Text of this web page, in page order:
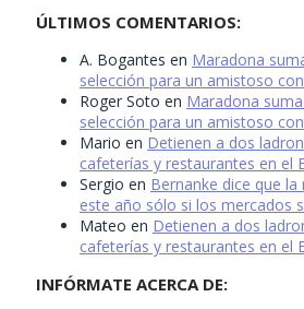
ÚLTIMOS COMENTARIOS:
A. Bogantes en Maradona
selección para un amistoso
Roger Soto en Maradona
selección para un amistoso
Mario en Detienen a dos
cafeterías y restaurantes en el
Sergio en Bernanke dice que la
este año sólo si los mercados
Mateo en Detienen a dos
cafeterías y restaurantes en el
INFÓRMATE ACERCA DE: